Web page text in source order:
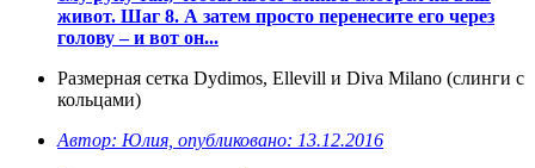
живот. Шаг 8. А затем просто перенесите его через
голову – и вот он...
Размерная сетка Dydimos, Ellevill и Diva Milano (слинги с
кольцами)
Автор: Юлия, опубликовано: 13.12.2016